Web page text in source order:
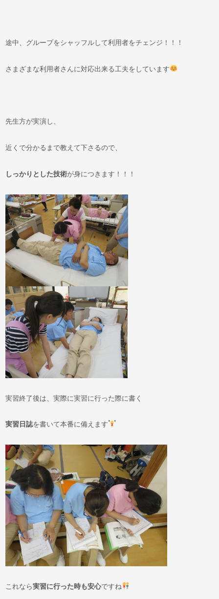
途中、グループをシャッフルして利用者をチェンジ！！！
さまざまな利用者さんに対応出来る工夫をしています
先生方が実演し、
近くで分かるまで教えて下さるので、
しっかり と した技術が身につきます！！！
実習終了後は、実際に実習に行った際に書く
実習日誌を書いて本番に備えます
これなら実習に行った時も安心ですね